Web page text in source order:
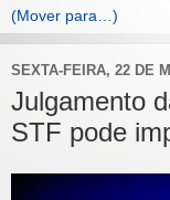
SEXTA-FEIRA, 22 DE
Julgamento
STF pode